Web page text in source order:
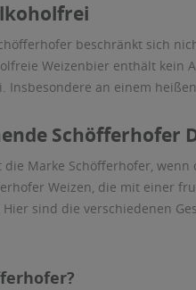
beschränkt sich
Weizenbier enthält
Insbesondere an einem
Schöfferhofer
Marke Schöfferhofer,
Weizen, die mit einer
sind die verschiedenen